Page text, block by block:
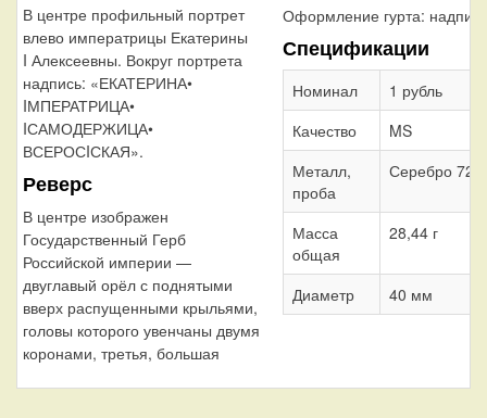
В центре профильный портрет
влево императрицы Екатерины
I Алексеевны. Вокруг портрета
надпись: «ЕКАТЕРИНА•
IМПЕРАТРИЦА•
IСАМОДЕРЖИЦА•
ВСЕРОСIСКАЯ».
Реверс
В центре изображен
Государственный Герб
Российской империи —
двуглавый орёл с поднятыми
вверх распущенными крыльями,
головы которого увенчаны двумя
коронами, третья, большая
Оформление гурта: надпись
Спецификации
Номинал
1 рубль
Качество
MS
Металл,
проба
Серебро 728
Масса
общая
28,44 г
Диаметр 40 мм